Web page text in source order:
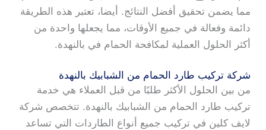
مما يضمن تحقيق أفضل النتائج. أيضا، تعتبر هذه الطريقة
دائمة وفعالة في جميع الأوقات، مما يجعلها واحدة من
أكثر الحلول العملية لمكافحة الحمام في بالنهدة.
شركة تركيب طارد الحمام من الشبابيك بالنهدة
من بين الحلول الأكثر طلبًا من قبل العملاء هي خدمة
تركيب طارد الحمام من الشبابيك بالنهدة. تتخصص شركة
لايف كلين في تركيب جميع أنواع الطاردات التي تساعد